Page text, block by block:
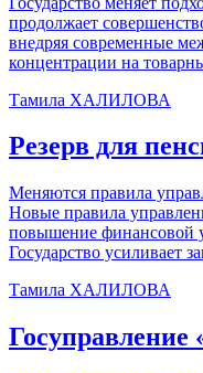
продолжает
внедряя современные
концентрации на
Тамила ХАЛИЛОВА
Резерв для
Меняются правила
Новые правила
повышение финансовой
Государство усиливает
Тамила ХАЛИЛОВА
Госуправление